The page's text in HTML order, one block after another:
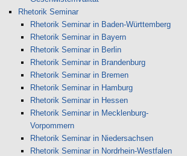
Rhetorik Seminar
Rhetorik Seminar in Baden-Württemberg
Rhetorik Seminar in Bayern
Rhetorik Seminar in Berlin
Rhetorik Seminar in Brandenburg
Rhetorik Seminar in Bremen
Rhetorik Seminar in Hamburg
Rhetorik Seminar in Hessen
Rhetorik Seminar in Mecklenburg-
Vorpommern
Rhetorik Seminar in Niedersachsen
Rhetorik Seminar in Nordrhein-Westfalen